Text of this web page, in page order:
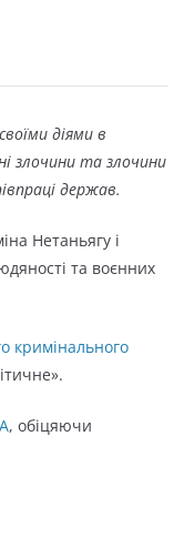
діями в
злочини та злочини
держав.
Нетаньягу і
та воєнних
кримінального
, обіцяючи